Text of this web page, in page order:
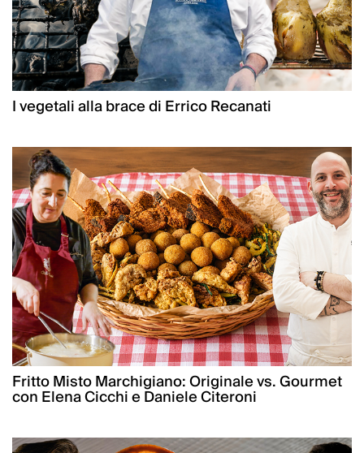
I vegetali alla brace di Errico Recanati
Fritto Misto Marchigiano: Originale vs. Gourmet
con Elena Cicchi e Daniele Citeroni